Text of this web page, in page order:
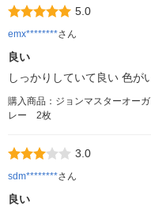
5.0
emx********さん
良い
しっかりしていて良い 色が
購入商品：ジョンマスターオー
レー 2枚
3.0
sdm********さん
良い